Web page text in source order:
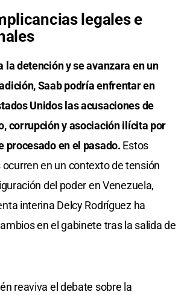
legales e
la detención y se avanzara en un
Saab podría enfrentar en
Unidos las acusaciones de
corrupción y asociación ilícita por
procesado en el pasado. Estos
en un contexto de tensión
del poder en Venezuela,
interina Delcy Rodríguez ha
en el gabinete tras la salida de
reaviva el debate sobre la